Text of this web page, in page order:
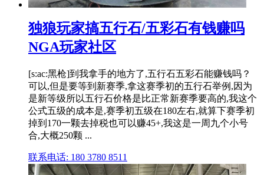
独狼玩家搞五行石/五彩石有钱赚吗
NGA玩家社区
[s:ac:黑枪]到我拿手的地方了,五行石五彩石能赚钱吗？
可以,但是要等到新赛季,拿这赛季初的五行石举例,因为
是新等级所以五行石价格是比正常新赛季要高的,我这个
公式五级的成本是,赛季初五级在180左右,就算下赛季初
掉到170一颗去掉税也可以赚45+,我这是一周九个小号
合,大概250颗 ...
联系电话: 180 3780 8511